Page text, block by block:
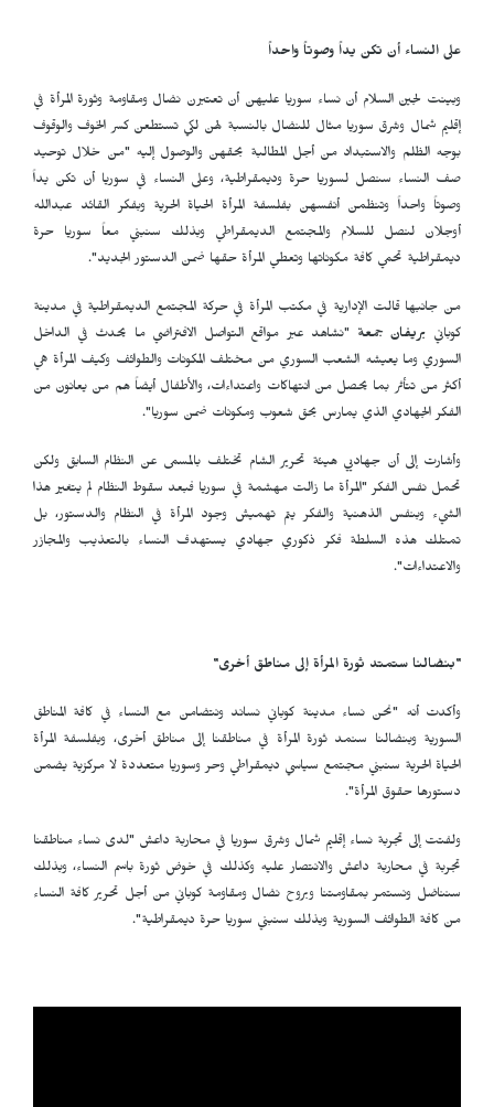
على النساء أن تكن يداً وصوتاً واحداً
وبينت لجين السلام أن نساء سوريا عليهن أن تعتبرن نضال ومقاومة وثورة المرأة في
إقليم شمال وشرق سوريا مثال للنضال بالنسبة لهن لكي تستطعن كسر الخوف والوقوف
بوجه الظلم والاستبداد من أجل المطالبة بحقهن والوصول إليه "من خلال توحيد
صف النساء سنصل لسوريا حرة وديمقراطية، وعلى النساء في سوريا أن تكن يداً
وصوتاً واحداً وتنظمن أنفسهن بفلسفة المرأة الحياة الحرية وبفكر القائد عبدالله
أوجلان لنصل للسلام والمجتمع الديمقراطي وبذلك سنبني معاً سوريا حرة
ديمقراطية تحمي كافة مكوناتها وتعطي المرأة حقها ضمن الدستور الجديد".
من جانبها قالت الإدارية في مكتب المرأة في حركة المجتمع الديمقراطية في مدينة
كوباني بريفان جمعة "نشاهد عبر مواقع التواصل الافتراضي ما يحدث في الداخل
السوري وما يعيشه الشعب السوري من مختلف المكونات والطوائف وكيف المرأة هي
أكثر من تتأثر بما يحصل من انتهاكات واعتداءات، والأطفال أيضاً هم من يعانون من
الفكر الجهادي الذي يمارس بحق شعوب ومكونات ضمن سوريا".
وأشارت إلى أن جهاديي هيئة تحرير الشام تختلف بالمسمى عن النظام السابق ولكن
تحمل نفس الفكر "المرأة ما زالت مهشمة في سوريا فبعد سقوط النظام لم يتغير هذا
الشيء وبنفس الذهنية والفكر يتم تهميش وجود المرأة في النظام والدستور، بل
تمتلك هذه السلطة فكر ذكوري جهادي يستهدف النساء بالتعذيب والمجازر
والاعتداءات".
"بنضالنا ستمتد ثورة المرأة إلى مناطق أخرى"
وأكدت أنه "نحن نساء مدينة كوباني نساند ونتضامن مع النساء في كافة المناطق
السورية وبنضالنا سنمد ثورة المرأة في مناطقنا إلى مناطق أخرى، وبفلسفة المرأة
الحياة الحرية سنبني مجتمع سياسي ديمقراطي وحر وسوريا متعددة لا مركزية يضمن
دستورها حقوق المرأة".
ولفتت إلى تجربة نساء إقليم شمال وشرق سوريا في محاربة داعش "لدى نساء مناطقنا
تجربة في محاربة داعش والانتصار عليه وكذلك في خوض ثورة باسم النساء، وبذلك
سنناضل ونستمر بمقاومتنا وبروح نضال ومقاومة كوباني من أجل تحرير كافة النساء
من كافة الطوائف السورية وبذلك سنبني سوريا حرة ديمقراطية".